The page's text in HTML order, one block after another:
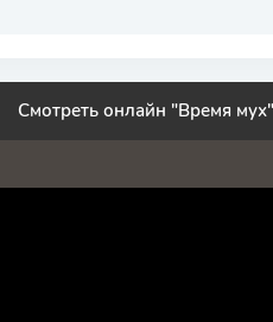
Смотреть онлайн "Время